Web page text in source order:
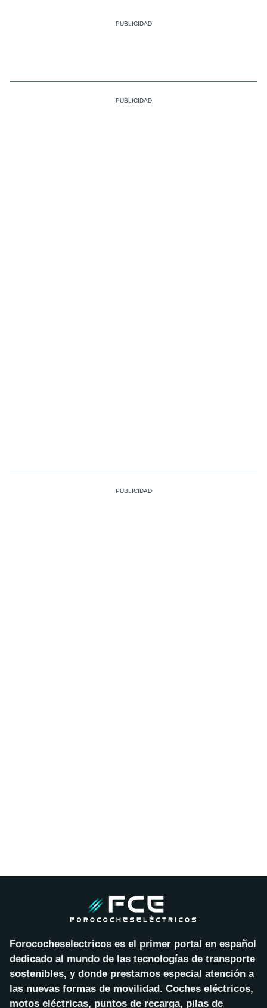
Forococheselectricos es el primer portal en español
dedicado al mundo de las tecnologías de transporte
sostenibles, y donde prestamos especial atención a
las nuevas formas de movilidad. Coches eléctricos,
motos eléctricas, puntos de recarga, pilas de